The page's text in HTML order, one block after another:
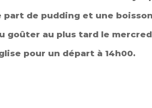
de pudding et une
goûter au plus tard le
pour un départ à 14h00.